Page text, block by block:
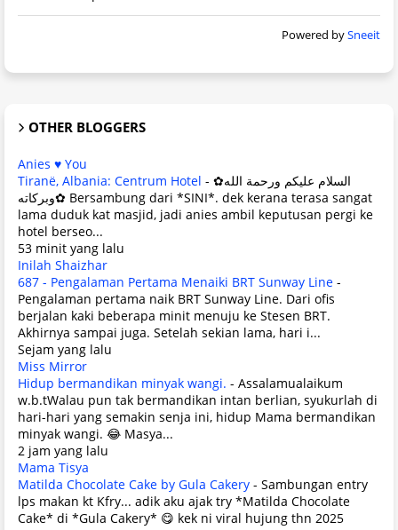
Powered bySneeit
OTHER BLOGGERS
Anies ♥ You
Tiranë, Albania: Centrum Hotel - ✿السلام عليكم ورحمة الله
وبركاته✿ Bersambung dari *SINI*. dek kerana terasa sangat
lama duduk kat masjid, jadi anies ambil keputusan pergi ke
hotel berseo...
53 minit yang lalu
Inilah Shaizhar
687 - Pengalaman Pertama Menaiki BRT Sunway Line -
Pengalaman pertama naik BRT Sunway Line. Dari ofis
berjalan kaki beberapa minit menuju ke Stesen BRT.
Akhirnya sampai juga. Setelah sekian lama, hari i...
Sejam yang lalu
Miss Mirror
Hidup bermandikan minyak wangi. - Assalamualaikum
w.b.tWalau pun tak bermandikan intan berlian, syukurlah di
hari-hari yang semakin senja ini, hidup Mama bermandikan
minyak wangi. 😂 Masya...
2 jam yang lalu
Mama Tisya
Matilda Chocolate Cake by Gula Cakery - Sambungan entry
lps makan kt Kfry... adik aku ajak try *Matilda Chocolate
Cake* di *Gula Cakery* 😋 kek ni viral hujung thn 2025